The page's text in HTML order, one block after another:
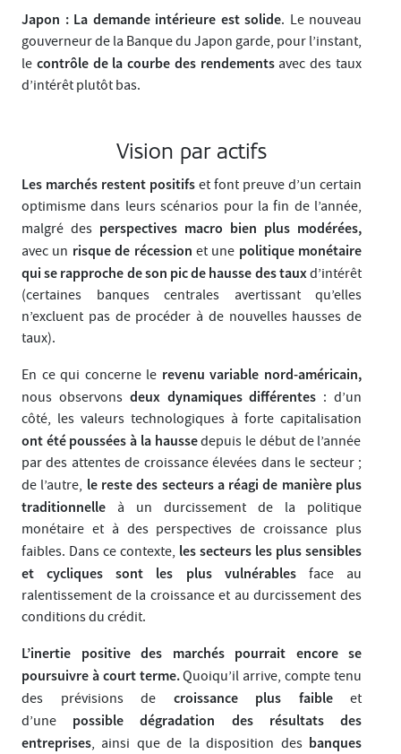
Japon : La demande intérieure est solide. Le nouveau
gouverneur de la Banque du Japon garde, pour l’instant,
le contrôle de la courbe des rendementsavec des taux
d’intérêt plutôt bas.
Vision par actifs
Les marchés restent positifs et font preuve d’un certain
optimisme dans leurs scénarios pour la fin de l’année,
malgré des perspectives macro bien plus modérées,
avec un risque de récession et une politique monétaire
qui se rapproche de son pic de hausse des taux d’intérêt
(certaines banques centrales avertissant qu’elles
n’excluent pas de procéder à de nouvelles hausses de
taux).
En ce qui concerne le revenu variable nord-américain,
nous observons deux dynamiques différentes : d’un
côté, les valeurs technologiques à forte capitalisation
ont été poussées à la haussedepuis le début de l’année
par des attentes de croissance élevées dans le secteur ;
de l’autre, le reste des secteurs a réagi de manière plus
traditionnelle à un durcissement de la politique
monétaire et à des perspectives de croissance plus
faibles. Dans ce contexte, les secteurs les plus sensibles
et cycliques sont les plus vulnérablesface au
ralentissement de la croissance et au durcissement des
conditions du crédit.
L’inertie positive des marchés pourrait encore se
poursuivre à court terme.Quoiqu’il arrive, compte tenu
des prévisions de croissance plus faibleet
d’une possible dégradation des résultats des
entreprises, ainsi que de la disposition desbanques